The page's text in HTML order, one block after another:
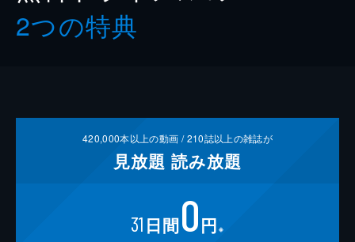
2つの特典
420,000本以上の動画 /210誌以上の雑誌が
見放題 読み放題
31 日間0円 ※